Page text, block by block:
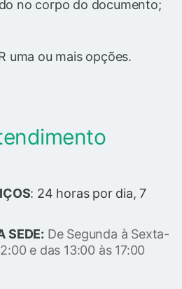
no corpo do documento;
uma ou mais opções.
: 24 horas por dia, 7
SEDE: De Segunda à Sexta-
e das 13:00 às 17:00